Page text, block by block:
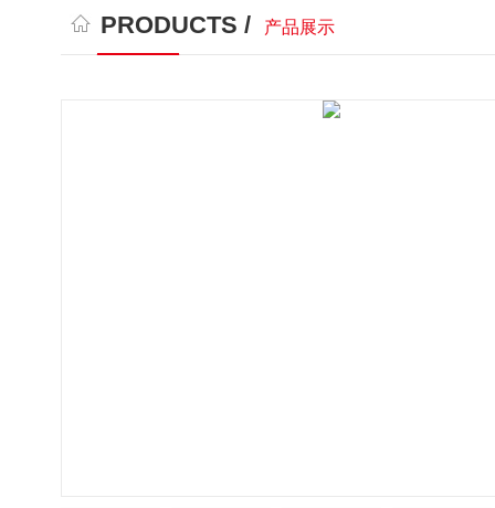
PRODUCTS / 产品展示